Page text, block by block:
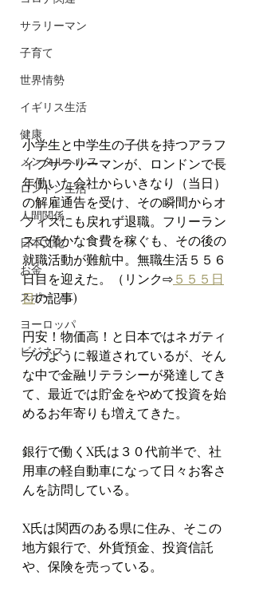
サラリーマン
子育て
世界情勢
イギリス生活
健康
メンタルヘルス
ロンドン生活
人間関係
日本文化
お金
スポーツ
ヨーロッパ
ビジネス
小学生と中学生の子供を持つアラフ
ィフサラリーマンが、ロンドンで長
年働いた会社からいきなり（当日）
の解雇通告を受け、その瞬間からオ
フィスにも戻れず退職。フリーラン
スで僅かな食費を稼ぐも、その後の
就職活動が難航中。無職生活５５６
日目を迎えた。（リンク⇨５５５日
目の記事)
円安！物価高！と日本ではネガティ
ブのように報道されているが、そん
な中で金融リテラシーが発達してき
て、最近では貯金をやめて投資を始
めるお年寄りも増えてきた。
銀行で働くX氏は３０代前半で、社
用車の軽自動車になって日々お客さ
んを訪問している。
X氏は関西のある県に住み、そこの
地方銀行で、外貨預金、投資信託
や、保険を売っている。